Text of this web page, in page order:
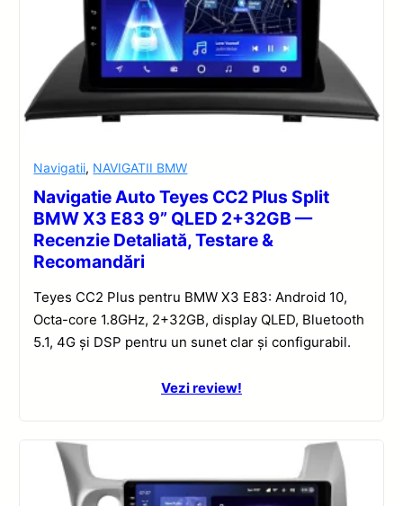
Navigatii, NAVIGATII BMW
Navigatie Auto Teyes CC2 Plus Split
BMW X3 E83 9” QLED 2+32GB —
Recenzie Detaliată, Testare &
Recomandări
Teyes CC2 Plus pentru BMW X3 E83: Android 10,
Octa-core 1.8GHz, 2+32GB, display QLED, Bluetooth
5.1, 4G și DSP pentru un sunet clar și configurabil.
Vezi review!